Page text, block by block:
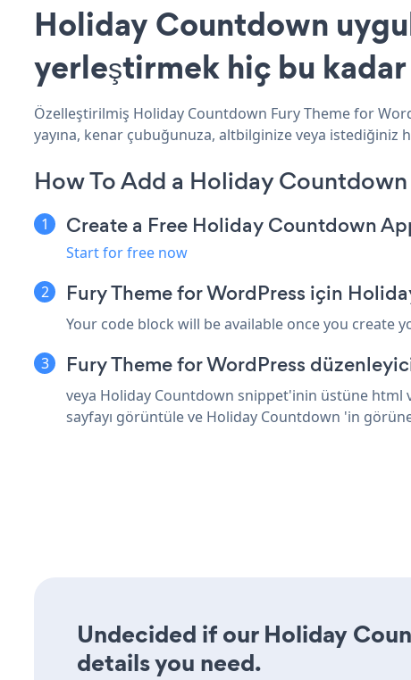
Holiday Countdown
yerleştirmek hiç bu kadar
Özelleştirilmiş Holiday Countdown Fury Theme for
yayına, kenar çubuğunuza, altbilginize veya
How To Add a Holiday
Create a Free Holiday Countdown
Start for free now
Fury Theme for WordPress için
Your code block will be available once you create
Fury Theme for WordPress
veya Holiday Countdown snippet'inin üstüne html
sayfayı görüntüle ve Holiday Countdown 'in
Undecided if our Holiday
details you need.